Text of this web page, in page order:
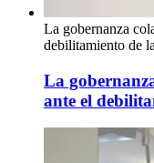
La gobernanza
debilitamiento de
La
ante el